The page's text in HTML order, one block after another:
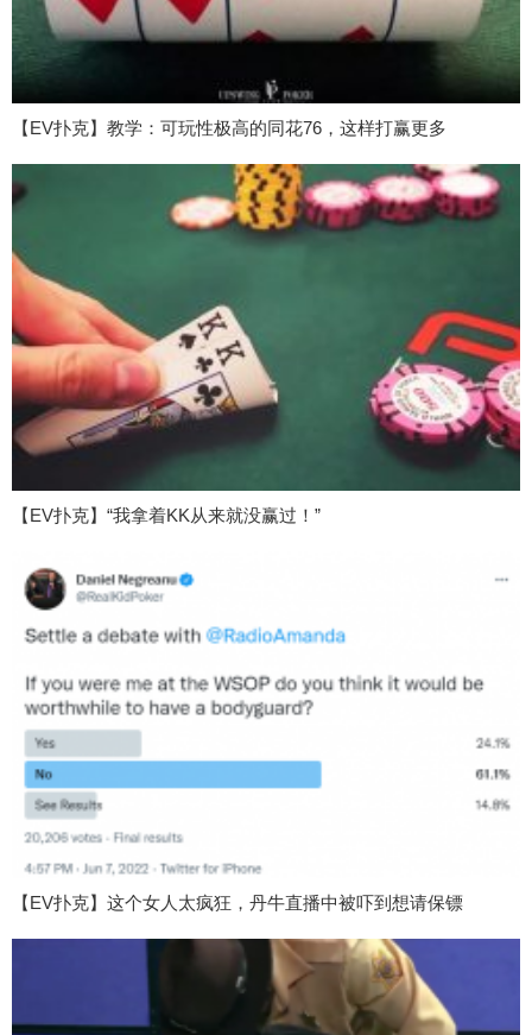
【EV扑克】教学：可玩性极高的同花76，这样打赢更多
【EV扑克】“我拿着KK从来就没赢过！”
【EV扑克】这个女人太疯狂，丹牛直播中被吓到想请保镖